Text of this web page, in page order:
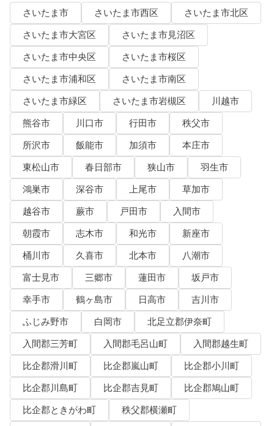
さいたま市 さいたま市西区
さいたま市北区
さいたま市大宮区
さいたま市見沼区
さいたま市中央区
さいたま市桜区
さいたま市浦和区
さいたま市南区
さいたま市緑区
さいたま市岩槻区
川越市
熊谷市
川口市 行田市
秩父市
所沢市
飯能市 加須市
本庄市
東松山市
春日部市 狭山市
羽生市
鴻巣市
深谷市 上尾市
草加市
越谷市
蕨市 戸田市
入間市
朝霞市
志木市 和光市
新座市
桶川市
久喜市 北本市
八潮市
富士見市
三郷市 蓮田市
坂戸市
幸手市
鶴ヶ島市 日高市
吉川市
ふじみ野市
白岡市
北足立郡伊奈町
入間郡三芳町
入間郡毛呂山町
入間郡越生町
比企郡滑川町
比企郡嵐山町
比企郡小川町
比企郡川島町
比企郡吉見町
比企郡鳩山町
比企郡ときがわ町
秩父郡横瀬町